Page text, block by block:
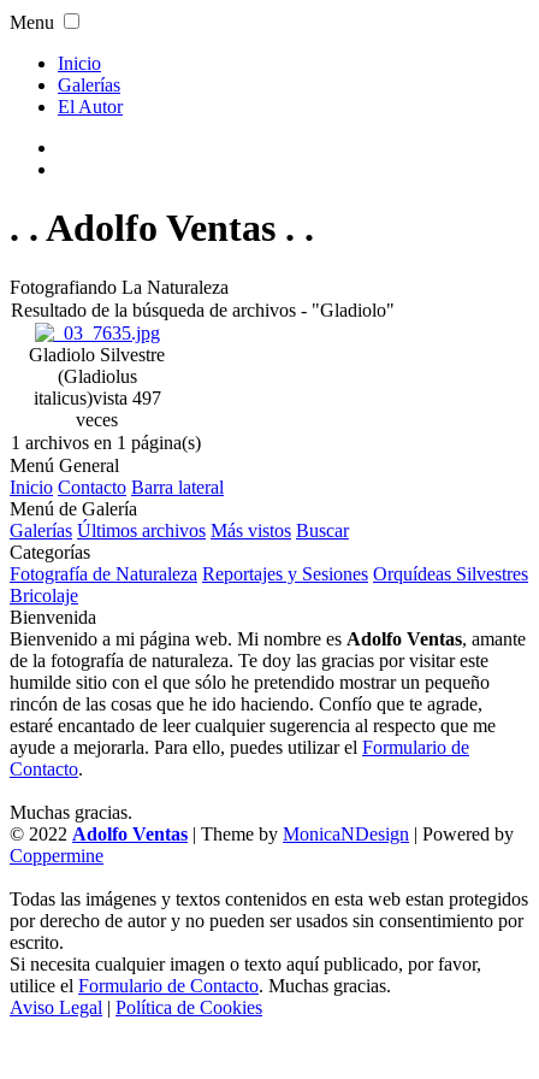
Menu
Inicio
Galerías
El Autor
. . Adolfo Ventas . .
Fotografiando La Naturaleza
Resultado de la búsqueda de archivos - "Gladiolo"
Gladiolo Silvestre
(Gladiolus
italicus)vista 497
veces
1 archivos en 1 página(s)
Menú General
Inicio Contacto Barra lateral
Menú de Galería
Galerías Últimos archivos Más vistos Buscar
Categorías
Fotografía de Naturaleza Reportajes y Sesiones Orquídeas Silvestres
Bricolaje
Bienvenida
Bienvenido a mi página web. Mi nombre es Adolfo Ventas, amante
de la fotografía de naturaleza. Te doy las gracias por visitar este
humilde sitio con el que sólo he pretendido mostrar un pequeño
rincón de las cosas que he ido haciendo. Confío que te agrade,
estaré encantado de leer cualquier sugerencia al respecto que me
ayude a mejorarla. Para ello, puedes utilizar el Formulario de
Contacto.
Muchas gracias.
© 2022 Adolfo Ventas | Theme by MonicaNDesign | Powered by
Coppermine
Todas las imágenes y textos contenidos en esta web estan protegidos
por derecho de autor y no pueden ser usados sin consentimiento por
escrito.
Si necesita cualquier imagen o texto aquí publicado, por favor,
utilice el Formulario de Contacto. Muchas gracias.
Aviso Legal | Política de Cookies